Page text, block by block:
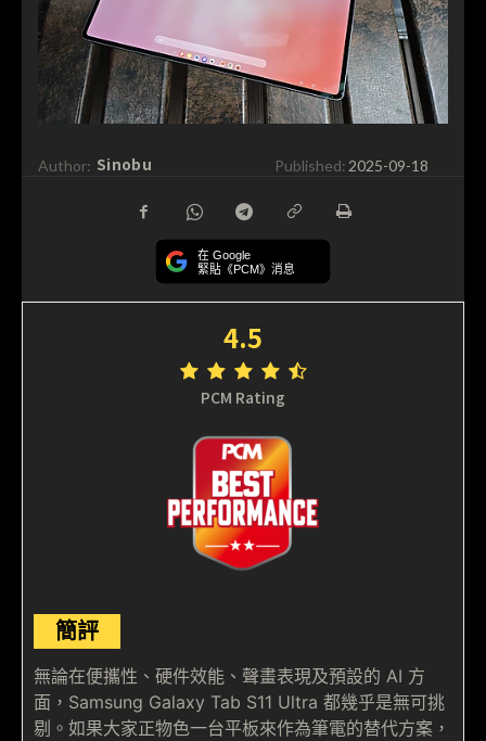
Author: Sinobu Published: 2025-09-18
在 Google
緊貼《PCM》消息
4.5
PCM Rating
簡評
無論在便攜性、硬件效能、聲畫表現及預設的 AI 方
面，Samsung Galaxy Tab S11 Ultra 都幾乎是無可挑
剔。如果大家正物色一台平板來作為筆電的替代方案，